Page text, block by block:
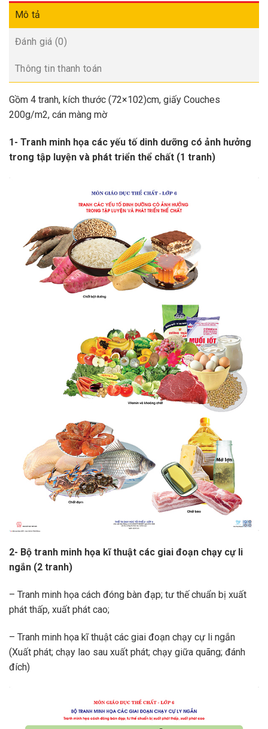
Mô tả
Đánh giá (0)
Thông tin thanh toán
Gồm 4 tranh, kích thước (72×102)cm, giấy Couches
200g/m2, cán màng mờ
1- Tranh minh họa các yếu tố dinh dưỡng có ảnh hưởng
trong tập luyện và phát triển thể chất (1 tranh)
2- Bộ tranh minh họa kĩ thuật các giai đoạn chạy cự li
ngắn (2 tranh)
– Tranh minh họa cách đóng bàn đạp; tư thế chuẩn bị xuất
phát thấp, xuất phát cao;
– Tranh minh họa kĩ thuật các giai đoạn chạy cự li ngắn
(Xuất phát; chạy lao sau xuất phát; chạy giữa quãng; đánh
đích)